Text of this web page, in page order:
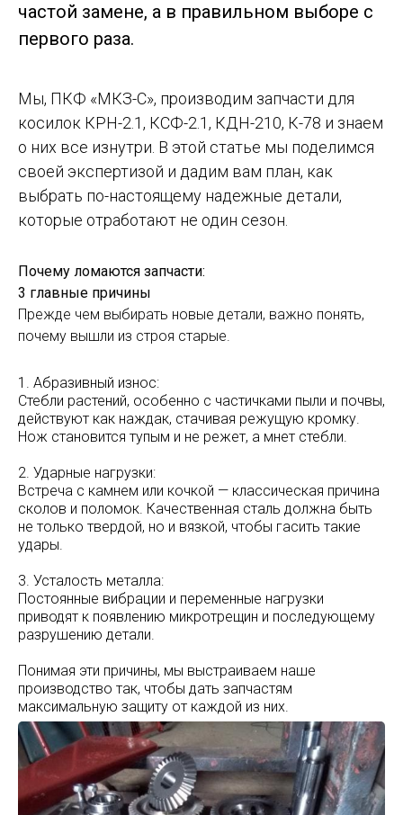
частой замене, а в правильном выборе с
первого раза.
Мы, ПКФ «МКЗ-С», производим запчасти для
косилок КРН-2.1, КСФ-2.1, КДН-210, К-78 и знаем
о них все изнутри. В этой статье мы поделимся
своей экспертизой и дадим вам план, как
выбрать по-настоящему надежные детали,
которые отработают не один сезон.
Почему ломаются запчасти:
3 главные причины
Прежде чем выбирать новые детали, важно понять,
почему вышли из строя старые.
1. Абразивный износ:
Стебли растений, особенно с частичками пыли и почвы,
действуют как наждак, стачивая режущую кромку.
Нож становится тупым и не режет, а мнет стебли.
2. Ударные нагрузки:
Встреча с камнем или кочкой — классическая причина
сколов и поломок. Качественная сталь должна быть
не только твердой, но и вязкой, чтобы гасить такие
удары.
3. Усталость металла:
Постоянные вибрации и переменные нагрузки
приводят к появлению микротрещин и последующему
разрушению детали.
Понимая эти причины, мы выстраиваем наше
производство так, чтобы дать запчастям
максимальную защиту от каждой из них.